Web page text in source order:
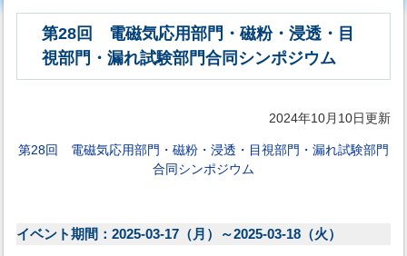
第28回 電磁気応用部門・磁粉・浸透・目
視部門・漏れ試験部門合同シンポジウム
2024年10月10日更新
第28回 電磁気応用部門・磁粉・浸透・目視部門・漏れ試験部門
合同シンポジウム
イベント期間：2025-03-17（月）～2025-03-18（火）